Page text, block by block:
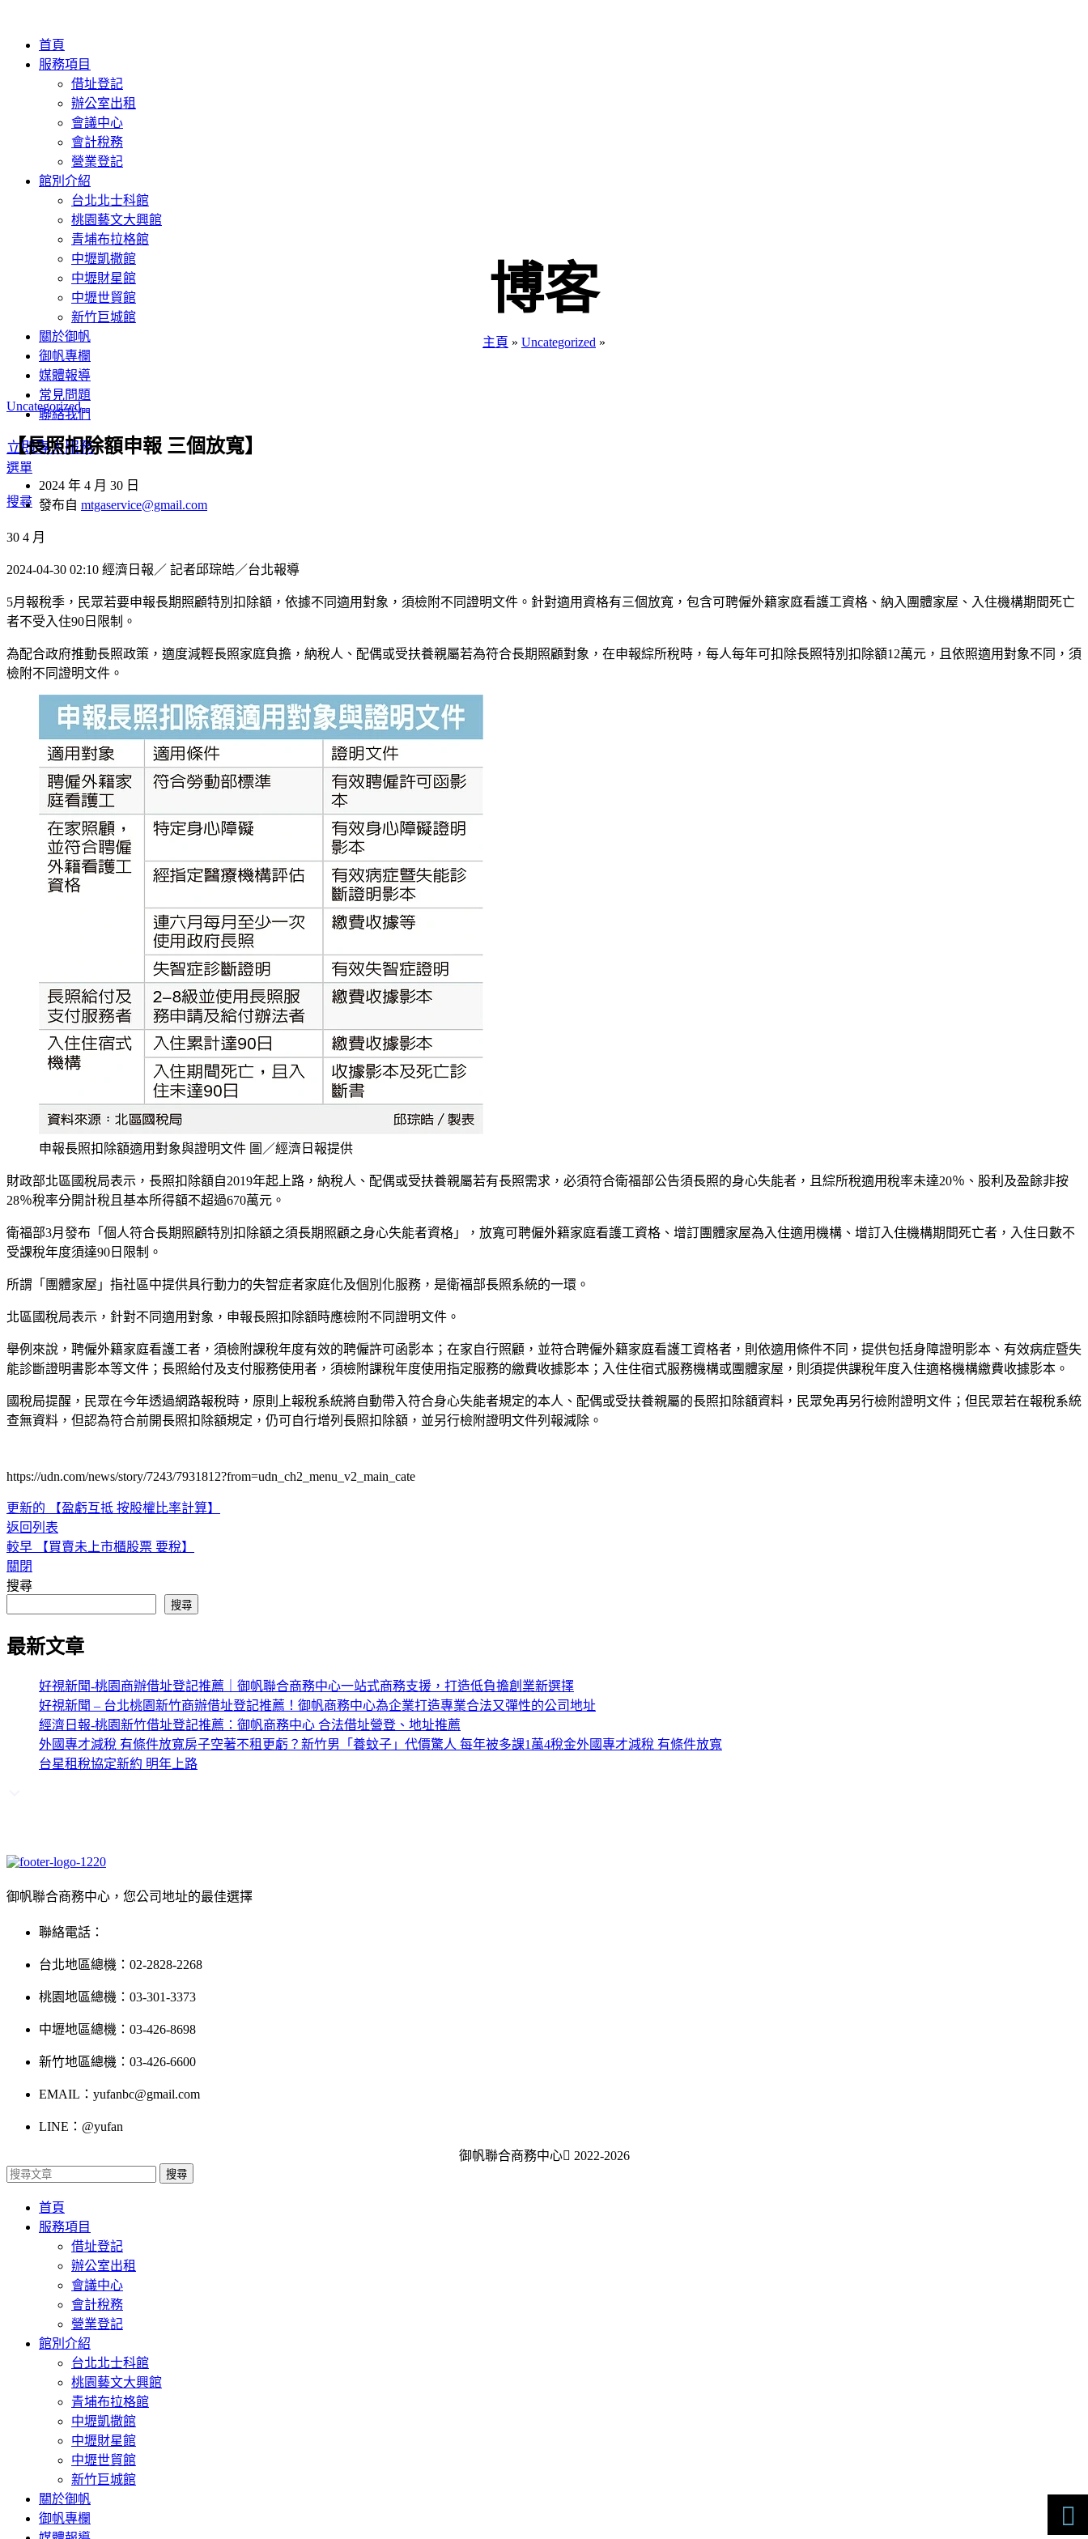
首頁
服務項目
借址登記
辦公室出租
會議中心
會計稅務
營業登記
館別介紹
台北北士科館
桃園藝文大興館
青埔布拉格館
中壢凱撒館
中壢財星館
中壢世貿館
新竹巨城館
關於御帆
御帆專欄
媒體報導
常見問題
聯絡我們
立即專人服務
選單
搜尋
博客
主頁 » Uncategorized »
Uncategorized
【長照扣除額申報 三個放寬】
2024 年 4 月 30 日
發布自 mtgaservice@gmail.com
30 4 月
2024-04-30 02:10 經濟日報／ 記者邱琮皓／台北報導
5月報稅季，民眾若要申報長期照顧特別扣除額，依據不同適用對象，須檢附不同證明文件。針對適用資格有三個放寬，包含可聘僱外籍家庭看護工資格、納入團體家屋、入住機構期間死亡
者不受入住90日限制。
為配合政府推動長照政策，適度減輕長照家庭負擔，納稅人、配偶或受扶養親屬若為符合長期照顧對象，在申報綜所稅時，每人每年可扣除長照特別扣除額12萬元，且依照適用對象不同，須
檢附不同證明文件。
申報長照扣除額適用對象與證明文件 圖／經濟日報提供
財政部北區國稅局表示，長照扣除額自2019年起上路，納稅人、配偶或受扶養親屬若有長照需求，必須符合衛福部公告須長照的身心失能者，且綜所稅適用稅率未達20％、股利及盈餘非按
28％稅率分開計稅且基本所得額不超過670萬元。
衛福部3月發布「個人符合長期照顧特別扣除額之須長期照顧之身心失能者資格」，放寬可聘僱外籍家庭看護工資格、增訂團體家屋為入住適用機構、增訂入住機構期間死亡者，入住日數不
受課稅年度須達90日限制。
所謂「團體家屋」指社區中提供具行動力的失智症者家庭化及個別化服務，是衛福部長照系統的一環。
北區國稅局表示，針對不同適用對象，申報長照扣除額時應檢附不同證明文件。
舉例來說，聘僱外籍家庭看護工者，須檢附課稅年度有效的聘僱許可函影本；在家自行照顧，並符合聘僱外籍家庭看護工資格者，則依適用條件不同，提供包括身障證明影本、有效病症暨失
能診斷證明書影本等文件；長照給付及支付服務使用者，須檢附課稅年度使用指定服務的繳費收據影本；入住住宿式服務機構或團體家屋，則須提供課稅年度入住適格機構繳費收據影本。
國稅局提醒，民眾在今年透過網路報稅時，原則上報稅系統將自動帶入符合身心失能者規定的本人、配偶或受扶養親屬的長照扣除額資料，民眾免再另行檢附證明文件；但民眾若在報稅系統
查無資料，但認為符合前開長照扣除額規定，仍可自行增列長照扣除額，並另行檢附證明文件列報減除。
https://udn.com/news/story/7243/7931812?from=udn_ch2_menu_v2_main_cate
更新的
【盈虧互抵 按股權比率計算】
返回列表
較早
【買賣未上市櫃股票 要稅】
關閉
搜尋
搜尋
最新文章
好視新聞-桃園商辦借址登記推薦｜御帆聯合商務中心一站式商務支援，打造低負擔創業新選擇
好視新聞 – 台北桃園新竹商辦借址登記推薦！御帆商務中心為企業打造專業合法又彈性的公司地址
經濟日報-桃園新竹借址登記推薦：御帆商務中心 合法借址營登、地址推薦
外國專才減稅 有條件放寬房子空著不租更虧？新竹男「養蚊子」代價驚人 每年被多課1萬4稅金外國專才減稅 有條件放寬
台星租稅協定新約 明年上路
御帆聯合商務中心，您公司地址的最佳選擇
聯絡電話：
台北地區總機：02-2828-2268
桃園地區總機：03-301-3373
中壢地區總機：03-426-8698
新竹地區總機：03-426-6600
EMAIL：yufanbc@gmail.com
LINE：@yufan
御帆聯合商務中心 2022-2026
搜尋
首頁
服務項目
借址登記
辦公室出租
會議中心
會計稅務
營業登記
館別介紹
台北北士科館
桃園藝文大興館
青埔布拉格館
中壢凱撒館
中壢財星館
中壢世貿館
新竹巨城館
關於御帆
御帆專欄